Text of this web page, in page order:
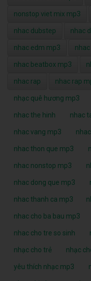
nonstop viet mix mp3
nhac dubstep nhac
nhac edm mp3 nhac
nhac beatbox mp3
nhac rap nhac rap
nhạc quê hương mp3
nhac the hinh nhac
nhac vang mp3
nhac thon que mp3
nhac nonstop mp3
nhac dong que mp3
nhac thanh ca mp3
nhac cho ba bau mp3
nhac cho tre so sinh
nhạc cho trẻ nhạc
yêu thích nhạc mp3